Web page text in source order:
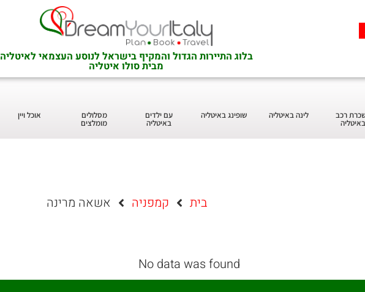
בלוג התיירות הגדול והמקיף בישראל לנוסע העצמאי לאיטליה
מבית סולו איטליה
רכב
באיטליה
לינה באיטליה שופינג באיטליה עם ילדים
באיטליה
מסלולים
מומלצים
אוכל ויין
בית קמפניה
אשאה מרינה
No data was found